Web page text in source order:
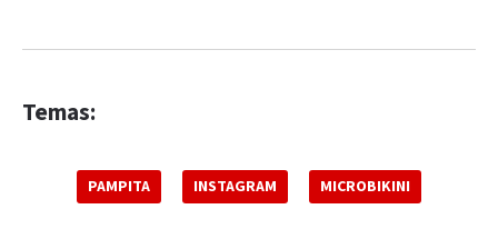
Temas:
PAMPITA INSTAGRAM MICROBIKINI